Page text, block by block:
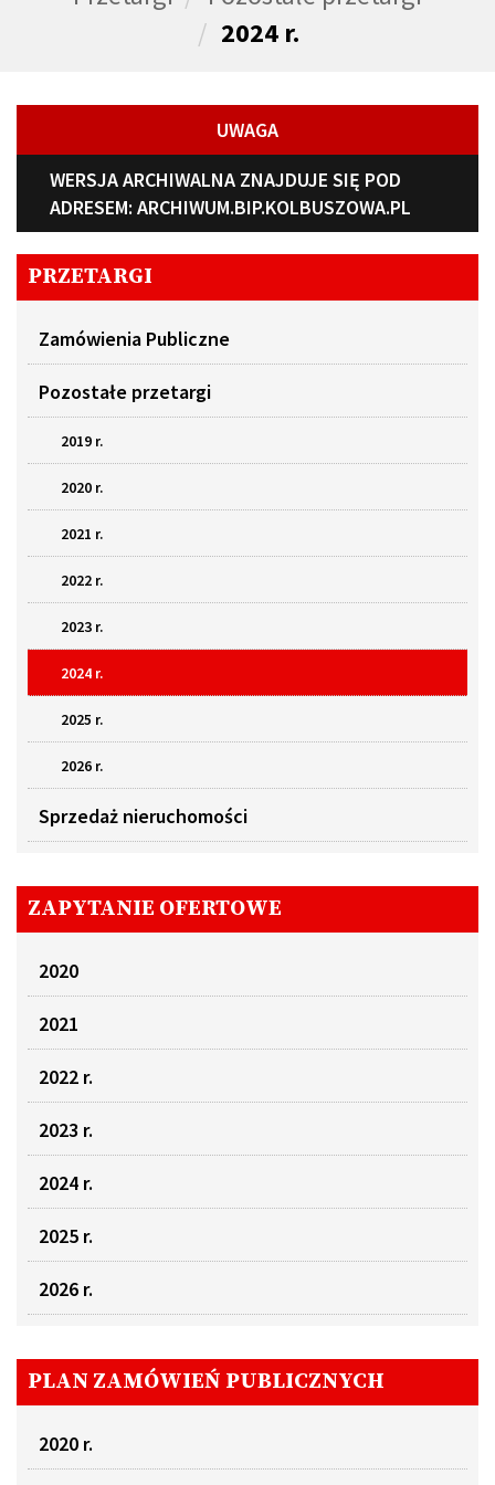
2024 r.
UWAGA
WERSJA ARCHIWALNA ZNAJDUJE SIĘ POD
ADRESEM: ARCHIWUM.BIP.KOLBUSZOWA.PL
PRZETARGI
Zamówienia Publiczne
Pozostałe przetargi
2019 r.
2020 r.
2021 r.
2022 r.
2023 r.
2024 r.
2025 r.
2026 r.
Sprzedaż nieruchomości
ZAPYTANIE OFERTOWE
2020
2021
2022 r.
2023 r.
2024 r.
2025 r.
2026 r.
PLAN ZAMÓWIEŃ PUBLICZNYCH
2020 r.